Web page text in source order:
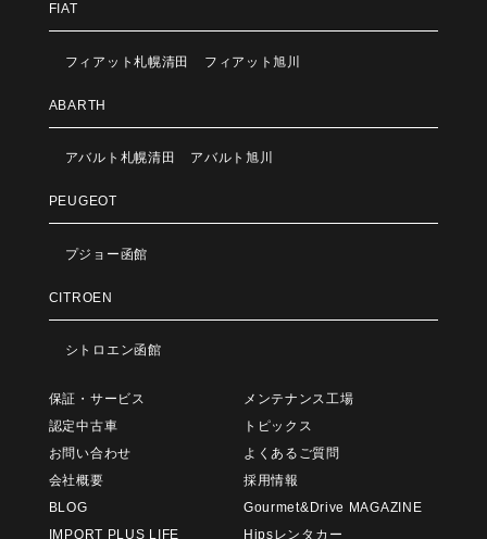
FIAT
フィアット札幌清田 フィアット旭川
ABARTH
アバルト札幌清田 アバルト旭川
PEUGEOT
プジョー函館
CITROEN
シトロエン函館
保証・サービス
メンテナンス工場
認定中古車
トピックス
お問い合わせ
よくあるご質問
会社概要
採用情報
BLOG
Gourmet&Drive MAGAZINE
IMPORT PLUS LIFE
Hipsレンタカー